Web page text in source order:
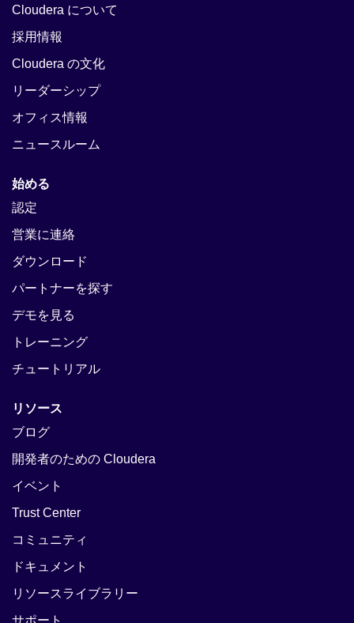
Cloudera について
採用情報
Cloudera の文化
リーダーシップ
オフィス情報
ニュースルーム
始める
認定
営業に連絡
ダウンロード
パートナーを探す
デモを見る
トレーニング
チュートリアル
リソース
ブログ
開発者のための Cloudera
イベント
Trust Center
コミュニティ
ドキュメント
リソースライブラリー
サポート